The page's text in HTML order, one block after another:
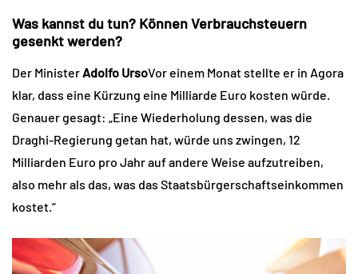
Was kannst du tun? Können Verbrauchsteuern
gesenkt werden?
Der MinisterAdolfo UrsoVor einem Monat stellte er in Agora
klar, dass eine Kürzung eine Milliarde Euro kosten würde.
Genauer gesagt: „Eine Wiederholung dessen, was die
Draghi-Regierung getan hat, würde uns zwingen, 12
Milliarden Euro pro Jahr auf andere Weise aufzutreiben,
also mehr als das, was das Staatsbürgerschaftseinkommen
kostet.“